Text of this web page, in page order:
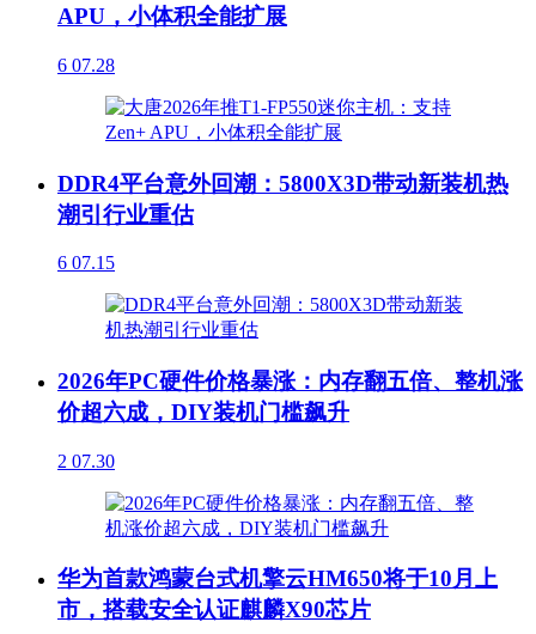
APU，小体积全能扩展
6 07.28
DDR4平台意外回潮：5800X3D带动新装机热
潮引行业重估
6 07.15
2026年PC硬件价格暴涨：内存翻五倍、整机涨
价超六成，DIY装机门槛飙升
2 07.30
华为首款鸿蒙台式机擎云HM650将于10月上
市，搭载安全认证麒麟X90芯片